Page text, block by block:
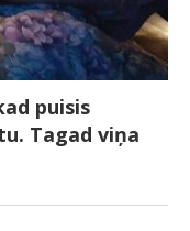
puisis
Tagad viņa